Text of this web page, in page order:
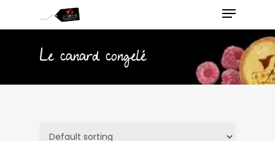
Menu
Le canard congelé
Close
Menu